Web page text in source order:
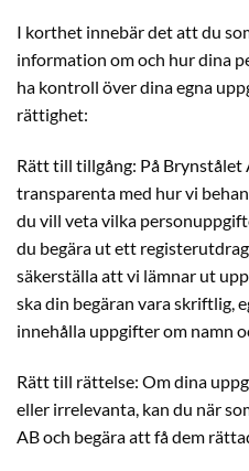
I korthet innebär det att du
information om och hur dina
ha kontroll över dina egna
rättighet:
Rätt till tillgång: På Brynstålet
transparenta med hur vi
du vill veta vilka
du begära ut ett
säkerställa att vi lämnar ut
ska din begäran vara skriftlig,
innehålla uppgifter om namn
Rätt till rättelse: Om dina
eller irrelevanta, kan du när
AB och begära att få dem